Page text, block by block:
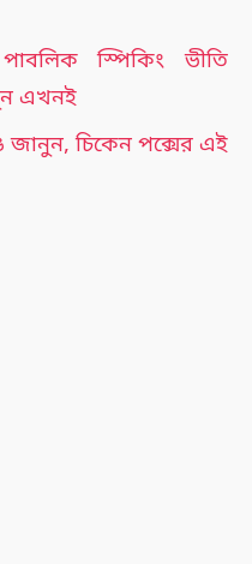
স্পিকিং ভীতি
এখনই
জানুন, চিকেন পক্সের এই